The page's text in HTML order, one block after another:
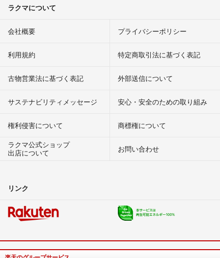
ラクマについて
会社概要 プライバシーポリシー
利用規約 特定商取引法に基づく表記
古物営業法に基づく表記 外部送信について
サステナビリティメッセージ 安心・安全のための取り組み
権利侵害について
商標権について
ラクマ公式ショップ
出店について
お問い合わせ
リンク